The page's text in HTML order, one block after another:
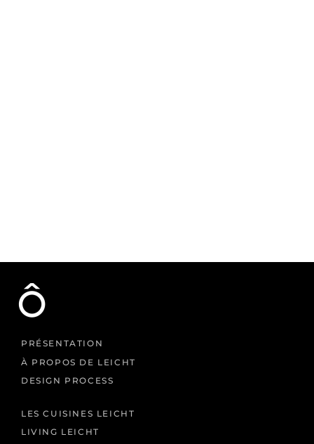
PRÉSENTATION
À PROPOS DE LEICHT
DESIGN PROCESS
LES CUISINES LEICHT
LIVING LEICHT